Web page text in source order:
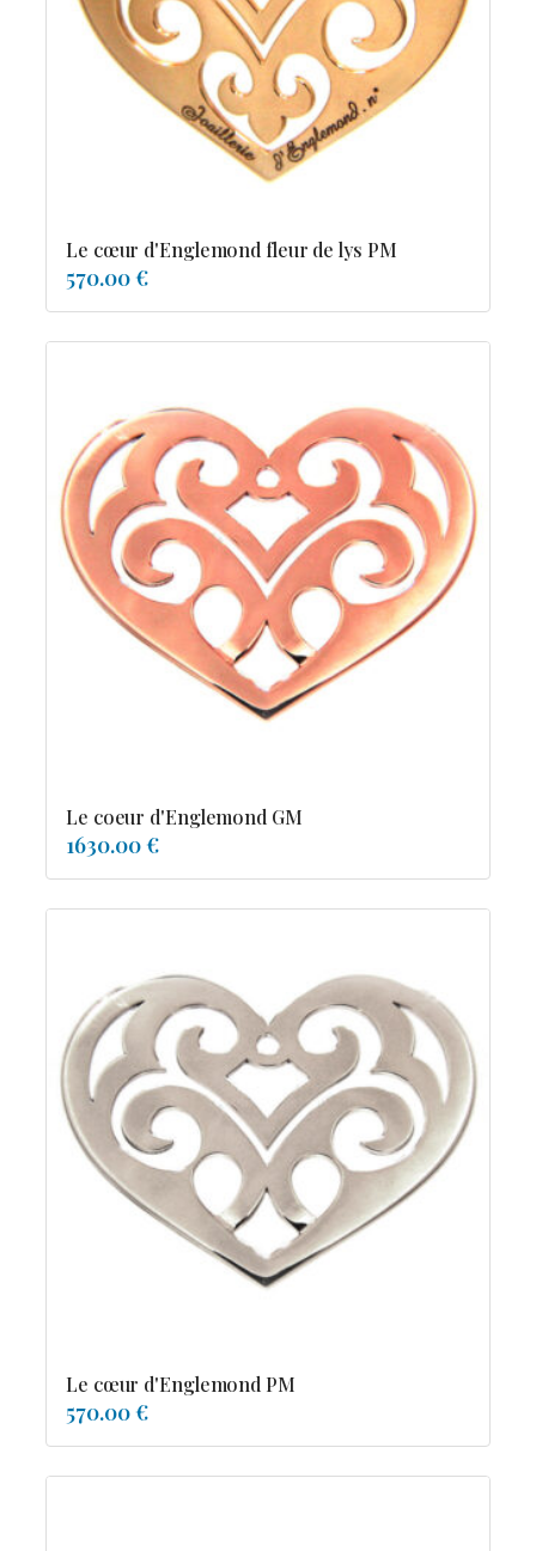
Resile
Reve-asie
Reve-de-pagode
Suspension et frissons
Diamants
Emeraude
Pierres de couleur
Saphir
rubis
saphir de couleur
tanzanite
tourmaline
Le cœur d'Englemond fleur de lys PM
570.00 €
Le coeur d'Englemond GM
1630.00 €
Le cœur d'Englemond PM
570.00 €